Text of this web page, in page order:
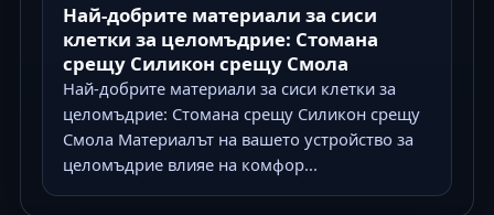
Най-добрите материали за сиси
клетки за целомъдрие: Стомана
срещу Силикон срещу Смола
Най-добрите материали за сиси клетки за
целомъдрие: Стомана срещу Силикон срещу
Смола Материалът на вашето устройство за
целомъдрие влияе на комфор...